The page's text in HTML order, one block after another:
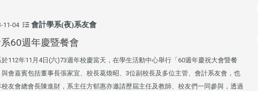
11-04 會計學系(夜)系友會
60週年慶暨餐會
112年11月4日(六)73週年校慶當天，在學生活動中心舉行「60週年慶祝大會暨餐
會嘉賓包括董事長張家宜、校長葛煥昭、3位副校長及多位主管、會計系友會，也
友會總會長陳進財，系主任方郁惠亦邀請歷屆主任及教師、校友們一同參與，透過